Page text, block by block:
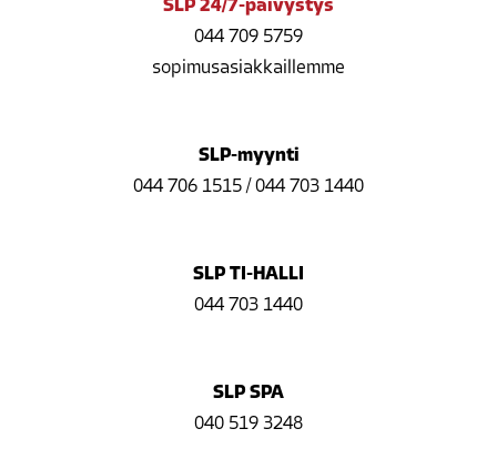
SLP 24/7-päivystys
044 709 5759
sopimusasiakkaillemme
SLP-myynti
044 706 1515/ 044 703 1440
SLP TI-HALLI
044 703 1440
SLP SPA
040 519 3248